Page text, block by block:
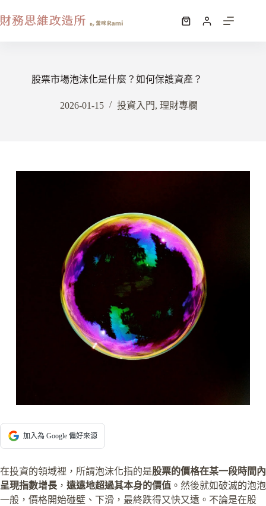
股票市場泡沫化是什麼？如何保護資產？
2026-01-15 投資入門, 理財專欄
加入為 Google 偏好來源
在投資的領域裡，所謂泡沫化指的是股票的價格在某一段時間內
呈現指數增長 ， 遠遠地超過其本身的價值 。然後就如破滅的泡泡
一般，價格開始碰壁、下滑，最終跌得又快又遠。不論是在股